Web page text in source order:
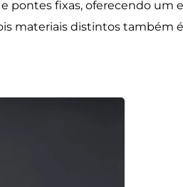
pontes fixas, oferecendo um
materiais distintos também